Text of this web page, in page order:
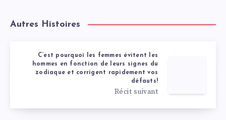
Autres Histoires
C’est pourquoi les femmes évitent les
hommes en fonction de leurs signes du
zodiaque et corrigent rapidement vos
défauts!
Récit suivant